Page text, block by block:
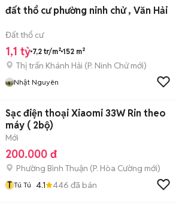
đất thổ cư phường ninh chử , Văn Hải
Đất thổ cư
1,1 tỷ 7,2 tr/m² 152 m²
Thị trấn Khánh Hải (P. Ninh Chửmới)
Nhật Nguyên
Sạc điện thoại Xiaomi 33W Rin theo
máy ( 2bộ)
Mới
200.000 đ
Phường Bình Thuận (P. Hòa Cường mới)
T Tú Tú 4.1 446 đã bán